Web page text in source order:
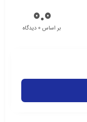
0.0بر اساس 0 دیدگاه